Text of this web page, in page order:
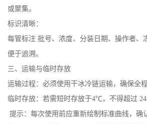
或聚集。
标识清晰：
每管标注 批号、浓度、分装日期、操作者、
便于追溯。
三、运输与临时存放
运输过程：必须使用干冰冷链运输，确保全程
临时存放：若需短时存放于4℃，不得超过 24
提示：每次使用前应重新绘制标准曲线，确